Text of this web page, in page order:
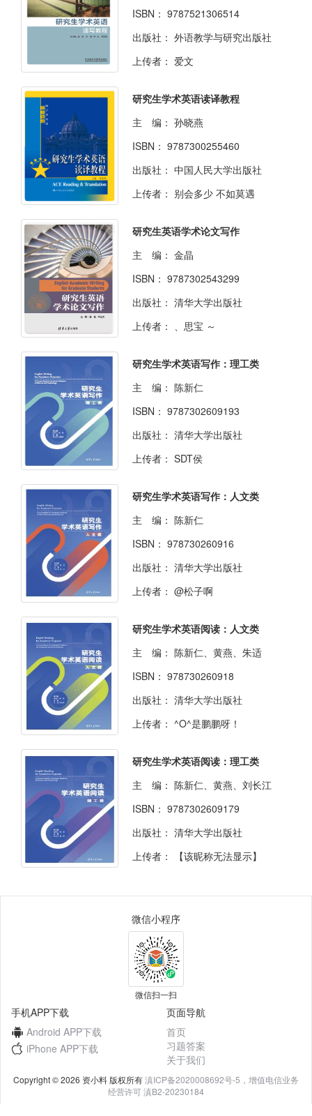
ISBN： 9787521306514
出版社： 外语教学与研究出版社
上传者： 爱文
研究生学术英语读译教程
主 编： 孙晓燕
ISBN： 9787300255460
出版社： 中国人民大学出版社
上传者： 别会多少 不如莫遇
研究生英语学术论文写作
主 编： 金晶
ISBN： 9787302543299
出版社： 清华大学出版社
上传者： 、思宝 ～
研究生学术英语写作：理工类
主 编： 陈新仁
ISBN： 9787302609193
出版社： 清华大学出版社
上传者： SDT侯
研究生学术英语写作：人文类
主 编： 陈新仁
ISBN： 978730260916
出版社： 清华大学出版社
上传者： @松子啊
研究生学术英语阅读：人文类
主 编： 陈新仁、黄燕、朱适
ISBN： 978730260918
出版社： 清华大学出版社
上传者： ^O^是鹏鹏呀！
研究生学术英语阅读：理工类
主 编： 陈新仁、黄燕、刘长江
ISBN： 9787302609179
出版社： 清华大学出版社
上传者：
【该昵称无法显示】
微信小程序
微信扫一扫
手机APP下载
Android APP下载
iPhone APP下载
页面导航
首页
习题答案
关于我们
Copyright © 2026 资小料 版权所有滇ICP备2020008692号-5，增值电信业务
经营许可 滇B2-20230184